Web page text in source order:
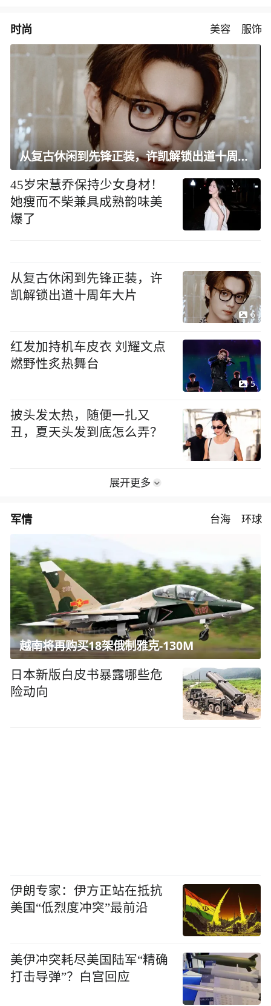
时尚 美容 服饰
从复古休闲到先锋正装，许凯解锁出道十周年大片
45岁宋慧乔保持少女身材！
她瘦而不柴兼具成熟韵味美
爆了
从复古休闲到先锋正装，许
凯解锁出道十周年大片
6
红发加持机车皮衣 刘耀文点
燃野性炙热舞台
5
披头发太热，随便一扎又
丑，夏天头发到底怎么弄？
展开更多
军情 台海 环球
越南将再购买18架俄制雅克-130M
日本新版白皮书暴露哪些危
险动向
伊朗专家：伊方正站在抵抗
美国“低烈度冲突”最前沿
美伊冲突耗尽美国陆军“精确
打击导弹”？白宫回应